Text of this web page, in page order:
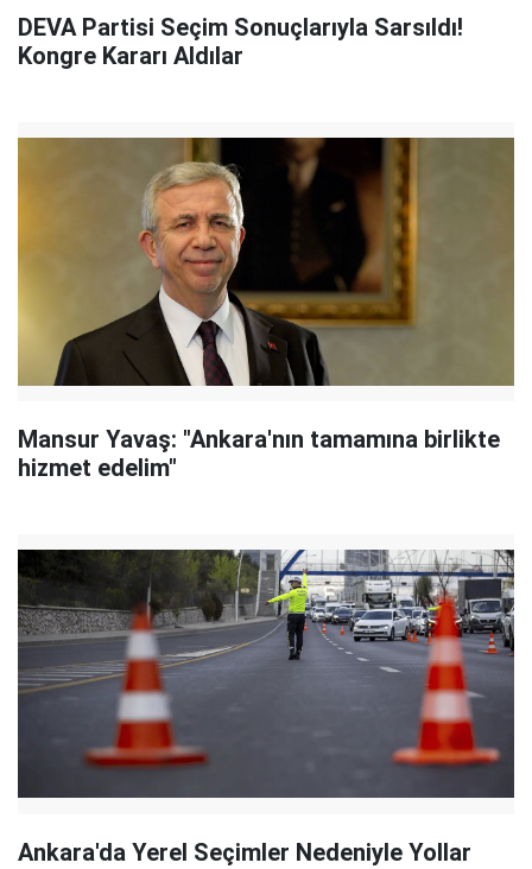
DEVA Partisi Seçim Sonuçlarıyla Sarsıldı!
Kongre Kararı Aldılar
Mansur Yavaş: "Ankara'nın tamamına birlikte
hizmet edelim"
Ankara'da Yerel Seçimler Nedeniyle Yollar